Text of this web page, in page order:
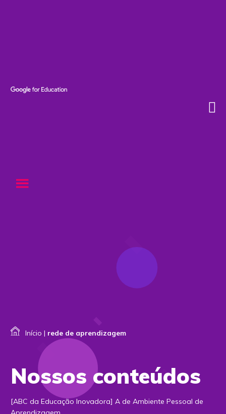
Início | rede de aprendizagem
Nossos conteúdos
[ABC da Educação Inovadora] A de Ambiente Pessoal de